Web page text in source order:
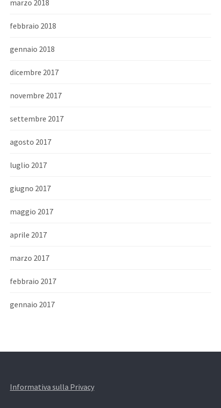
marzo 2018
febbraio 2018
gennaio 2018
dicembre 2017
novembre 2017
settembre 2017
agosto 2017
luglio 2017
giugno 2017
maggio 2017
aprile 2017
marzo 2017
febbraio 2017
gennaio 2017
Informativa sulla Privacy